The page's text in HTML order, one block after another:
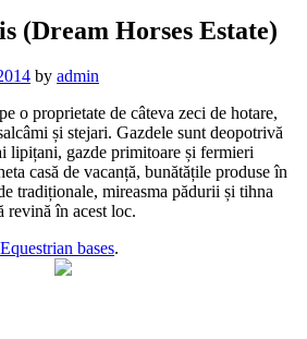
(Dream Horses Estate)
by admin
o proprietate de câteva zeci de hotare,
și stejari. Gazdele sunt deopotrivă
lipițani, gazde primitoare și fermieri
casă de vacanță, bunătățile produse în
tradiționale, mireasma pădurii și tihna
în acest loc.
Equestrian bases.